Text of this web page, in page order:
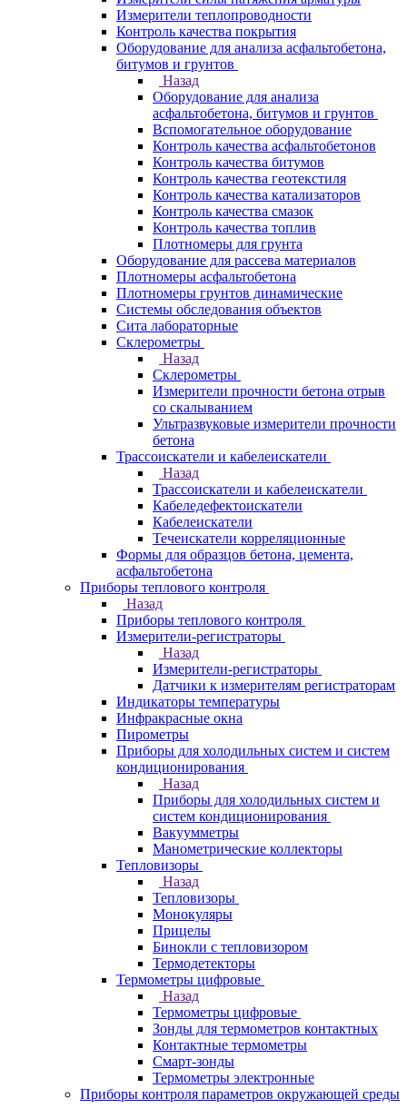
Измерители теплопроводности
Контроль качества покрытия
Оборудование для анализа асфальтобетона,
битумов и грунтов
Назад
Оборудование для анализа
асфальтобетона, битумов и грунтов
Вспомогательное оборудование
Контроль качества асфальтобетонов
Контроль качества битумов
Контроль качества геотекстиля
Контроль качества катализаторов
Контроль качества смазок
Контроль качества топлив
Плотномеры для грунта
Оборудование для рассева материалов
Плотномеры асфальтобетона
Плотномеры грунтов динамические
Системы обследования объектов
Сита лабораторные
Склерометры
Назад
Склерометры
Измерители прочности бетона отрыв
со скалыванием
Ультразвуковые измерители прочности
бетона
Трассоискатели и кабелеискатели
Назад
Трассоискатели и кабелеискатели
Кабеледефектоискатели
Кабелеискатели
Течеискатели корреляционные
Формы для образцов бетона, цемента,
асфальтобетона
Приборы теплового контроля
Назад
Приборы теплового контроля
Измерители-регистраторы
Назад
Измерители-регистраторы
Датчики к измерителям регистраторам
Индикаторы температуры
Инфракрасные окна
Пирометры
Приборы для холодильных систем и систем
кондиционирования
Назад
Приборы для холодильных систем и
систем кондиционирования
Вакуумметры
Манометрические коллекторы
Тепловизоры
Назад
Тепловизоры
Монокуляры
Прицелы
Бинокли с тепловизором
Термодетекторы
Термометры цифровые
Назад
Термометры цифровые
Зонды для термометров контактных
Контактные термометры
Смарт-зонды
Термометры электронные
Приборы контроля параметров окружающей среды